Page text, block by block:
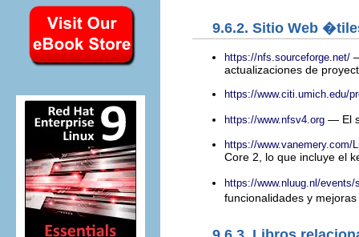
9.6.2. Sitio Web
https://nfs.sourceforge.net/
actualizaciones de
https://www.citi.umich.edu/
https://www.nfsv4.org — El
https://www.vanemery.com/
Core 2, lo que incluye el
https://www.nluug.nl/
funcionalidades y